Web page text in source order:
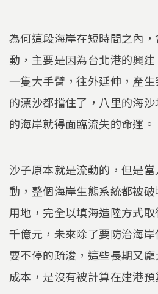
為何這段海岸在短時間之內
動，主要是因為台北港的興
一隻大手臂，往外延伸，產
的漂沙都擋住了，八里的海
的海岸就得面臨流失的命運。
沙子原本就是流動的，但是
動，整個海岸生態系統都被
用地，完全以填海造陸方式
千億元，未來除了要防治海
要不停的疏浚，這些長期又
成本，是沒有被計算在建港預